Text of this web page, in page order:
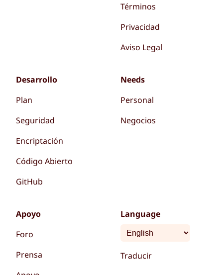
Términos
Privacidad
Aviso Legal
Desarrollo
Plan
Seguridad
Encriptación
Código Abierto
GitHub
Needs
Personal
Negocios
Apoyo
Foro
Prensa
Language
Traducir